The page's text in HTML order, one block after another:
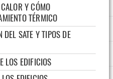
Y CÓMO
TÉRMICO
SATE Y TIPOS DE
LOS EDIFICIOS